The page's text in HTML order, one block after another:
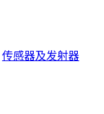
传感器及发射器